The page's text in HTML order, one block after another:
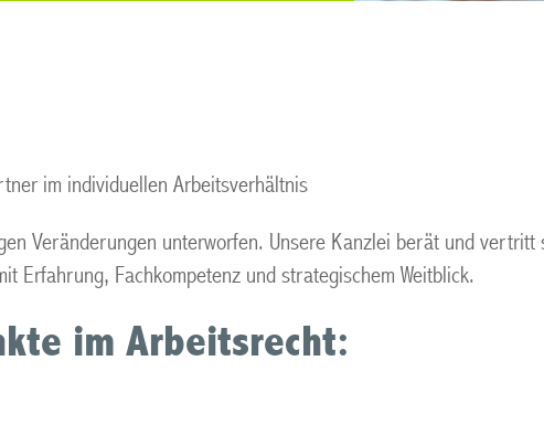
im individuellen Arbeitsverhältnis
Veränderungen unterworfen. Unsere Kanzlei berät und
Erfahrung, Fachkompetenz und strategischem Weitblick.
im Arbeitsrecht: